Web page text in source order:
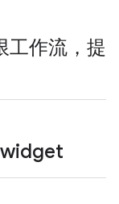
工作流，提